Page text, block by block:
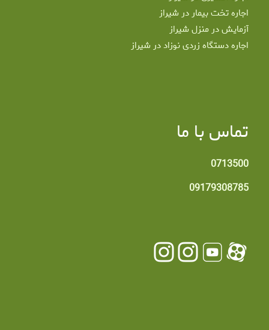
اجاره تخت بیمار در شیراز
آزمایش در منزل شیراز
اجاره دستگاه زردی نوزاد در شیراز
تماس با ما
0713500
09179308785